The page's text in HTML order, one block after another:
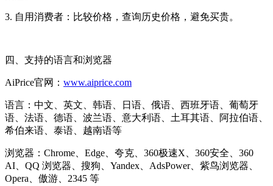
3. 自用消费者：比较价格，查询历史价格，避免买贵。
四、支持的语言和浏览器
AiPrice官网： www.aiprice.com
语言：中文、英文、韩语、日语、俄语、西班牙语、葡萄牙
语、法语、德语、波兰语、意大利语、土耳其语、阿拉伯语、
希伯来语、泰语、越南语等
浏览器：Chrome、Edge、夸克、360极速X、360安全、360
AI、QQ 浏览器、搜狗、Yandex、AdsPower、紫鸟浏览器、
Opera、傲游、2345 等